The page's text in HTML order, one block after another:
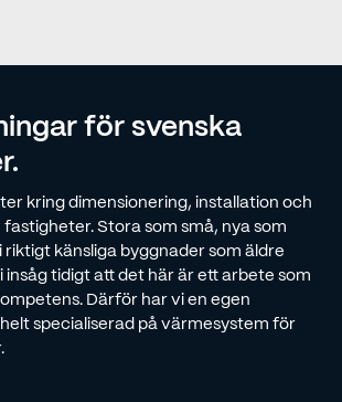
för svenska
kring dimensionering, installation och
Stora som små, nya som
riktigt känsliga byggnader som äldre
insåg tidigt att det här är ett arbete som
Därför har vi en egen
specialiserad på värmesystem för